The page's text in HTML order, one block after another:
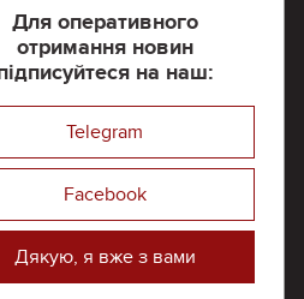
Для оперативного
отримання новин
на наш:
Telegram
Facebook
Дякую, я вже з вами
з письмово дозволу редакції.
усіх матеріалів, розміщених
які містять посилання на інші
видання, несе редакційна
на сайті
Розроблений та підтримується